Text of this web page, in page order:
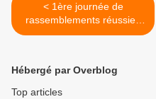
< 1ère journée de
rassemblements réussie :
68% des français
Hébergé par Overblog
Top articles